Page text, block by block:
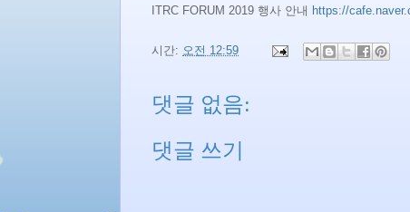
ITRC FORUM 2019 행사 안내 https://
시간: 오전 12:59
댓글 없음:
댓글 쓰기